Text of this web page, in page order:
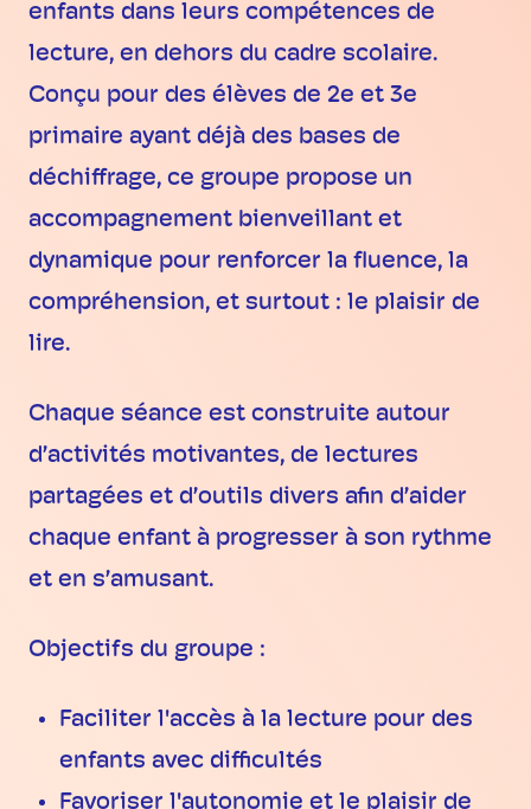
enfants dans leurs compétences de
lecture, en dehors du cadre scolaire.
Conçu pour des élèves de 2e et 3e
primaire ayant déjà des bases de
déchiffrage, ce groupe propose un
accompagnement bienveillant et
dynamique pour renforcer la fluence, la
compréhension, et surtout : le plaisir de
lire.
Chaque séance est construite autour
d’activités motivantes, de lectures
partagées et d’outils divers afin d’aider
chaque enfant à progresser à son rythme
et en s’amusant.
Objectifs du groupe :
Faciliter l'accès à la lecture pour des
enfants avec difficultés
Favoriser l'autonomie et le plaisir de